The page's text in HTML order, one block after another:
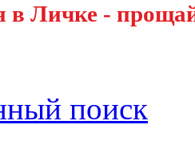
в Личке -
поиск